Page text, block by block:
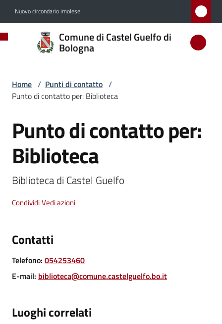
Nuovo circondario imolese
Comune di Castel Guelfo di
Bologna
Comune
di
Guelfo
di
Amministrazione
Novità
Servizi
Vivere
Castel
Guelfo
Servizi
Home / Punti di contatto /
Punto di contatto per: Biblioteca
Salta al contenuto
Punto di contatto per:
Biblioteca
Biblioteca di Castel Guelfo
CondividiVedi azioni
Contatti
Telefono: 054253460
E-mail: biblioteca@comune.castelguelfo.bo.it
Luoghi correlati